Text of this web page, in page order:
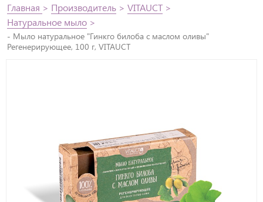
Главная > Производитель > VITAUCT >
Натуральное мыло >
- Мыло натуральное "Гинкго билоба с маслом оливы"
Регенерирующее, 100 г, VITAUCT